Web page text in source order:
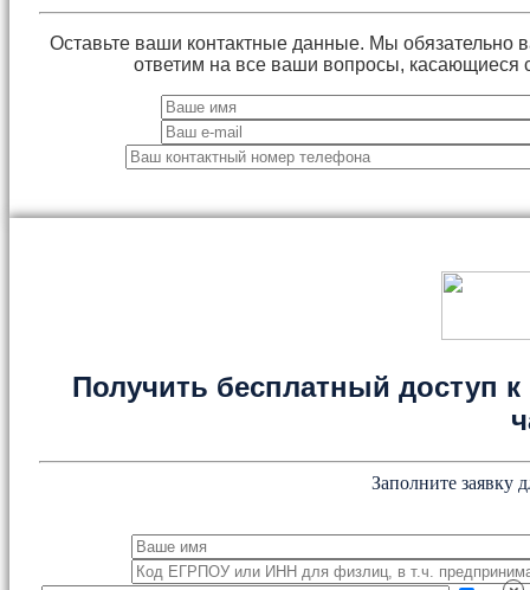
Оставьте ваши контактные данные. Мы обязательно
ответим на все ваши вопросы, касающиеся
Получить бесплатный доступ к
Заполните заявку